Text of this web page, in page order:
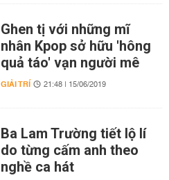
Ghen tị với những mĩ
nhân Kpop sở hữu 'hông
quả táo' vạn người mê
GIẢI TRÍ 21:48 | 15/06/2019
Ba Lam Trường tiết lộ lí
do từng cấm anh theo
nghề ca hát